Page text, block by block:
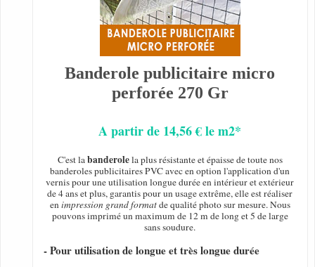
Banderole publicitaire micro
perforée 270 Gr
A partir de 14,56 € le m2*
C'est labanderolela plus résistante et épaisse de toute nos
banderoles publicitaires PVC avec en option l'application d'un
vernis pour une utilisation longue durée en intérieur et extérieur
de 4 ans et plus, garantis pour un usage extrême, elle est réaliser
enimpression grand formatde qualité photo sur mesure. Nous
pouvons imprimé un maximum de 12 m de long et 5 de large
sans soudure.
- Pour utilisation de longue et très longue durée